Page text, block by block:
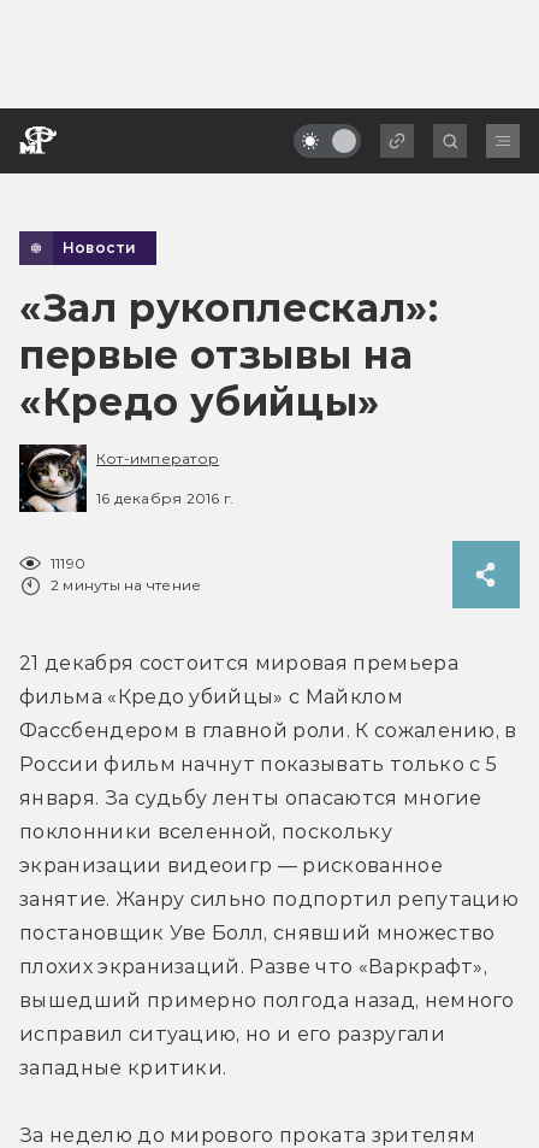
Новости
«Зал рукоплескал»:
первые отзывы на
«Кредо убийцы»
Кот-император
16 декабря 2016 г.
11190
2 минуты на чтение
21 декабря состоится мировая премьера
фильма «Кредо убийцы» с Майклом
Фассбендером в главной роли. К сожалению, в
России фильм начнут показывать только с 5
января. За судьбу ленты опасаются многие
поклонники вселенной, поскольку
экранизации видеоигр — рискованное
занятие. Жанру сильно подпортил репутацию
постановщик Уве Болл, снявший множество
плохих экранизаций. Разве что «Варкрафт»,
вышедший примерно полгода назад, немного
исправил ситуацию, но и его разругали
западные критики.
За неделю до мирового проката зрителям